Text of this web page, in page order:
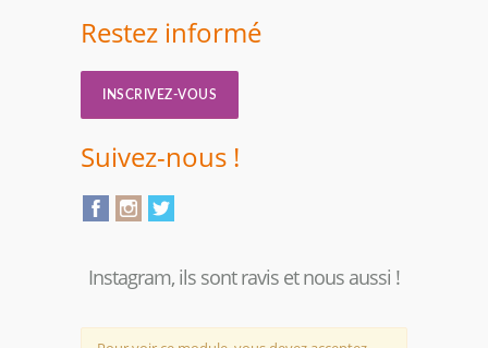
Restez informé
INSCRIVEZ-VOUS
Suivez-nous !
Instagram, ils sont ravis et nous aussi !